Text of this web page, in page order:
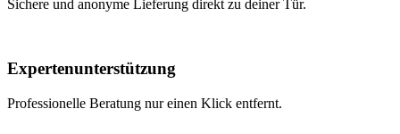
Sichere und anonyme Lieferung direkt zu deiner Tür.
Expertenunterstützung
Professionelle Beratung nur einen Klick entfernt.